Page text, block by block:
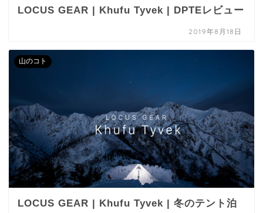
LOCUS GEAR | Khufu Tyvek | DPTEレビュー
2019年8月18日
山のコト
LOCUS GEAR | Khufu Tyvek | 冬のテント泊